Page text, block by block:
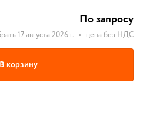
По запросу
17 августа 2026 г. • цена без НДС
В корзину